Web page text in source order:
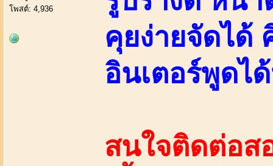
โพสต์: 4,936
คุยง่ายจัดได้
อินเตอร์พูดไ
สนใจติดต่อส